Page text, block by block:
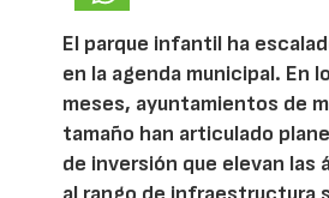
El parque infantil ha
en la agenda municipal. En
meses, ayuntamientos de
tamaño han articulado
de inversión que elevan las